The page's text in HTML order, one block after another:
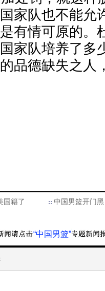
家队也不能允
有情可原的。
家队培养了多
品德缺失之人
国籍了
中国男篮开门
“中国男篮”